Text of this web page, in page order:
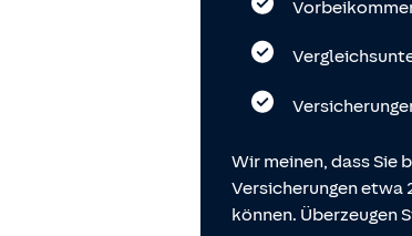
Wir meinen, dass Sie
Versicherungen etwa
können. Überzeugen